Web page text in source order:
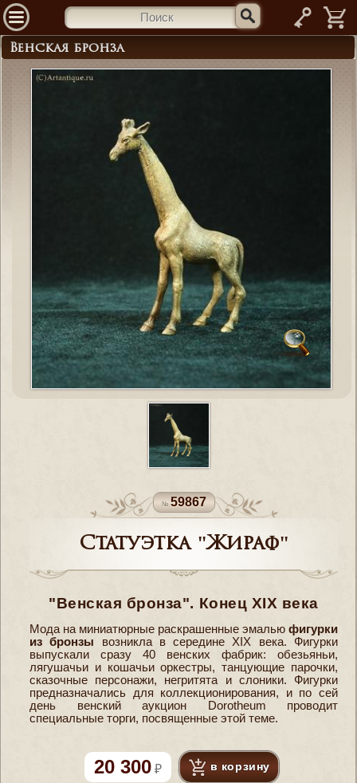
—
Венская бронза
59867
Статуэтка "Жираф"
"Венская бронза". Конец XIX века
Мода на миниатюрные раскрашенные эмалью фигурки
из бронзы возникла в середине XIX века. Фигурки
выпускали сразу 40 венских фабрик: обезьяньи,
лягушачьи и кошачьи оркестры, танцующие парочки,
сказочные персонажи, негритята и слоники. Фигурки
предназначались для коллекционирования, и по сей
день венский аукцион Dorotheum проводит
специальные торги, посвященные этой теме.
20 300 в корзину